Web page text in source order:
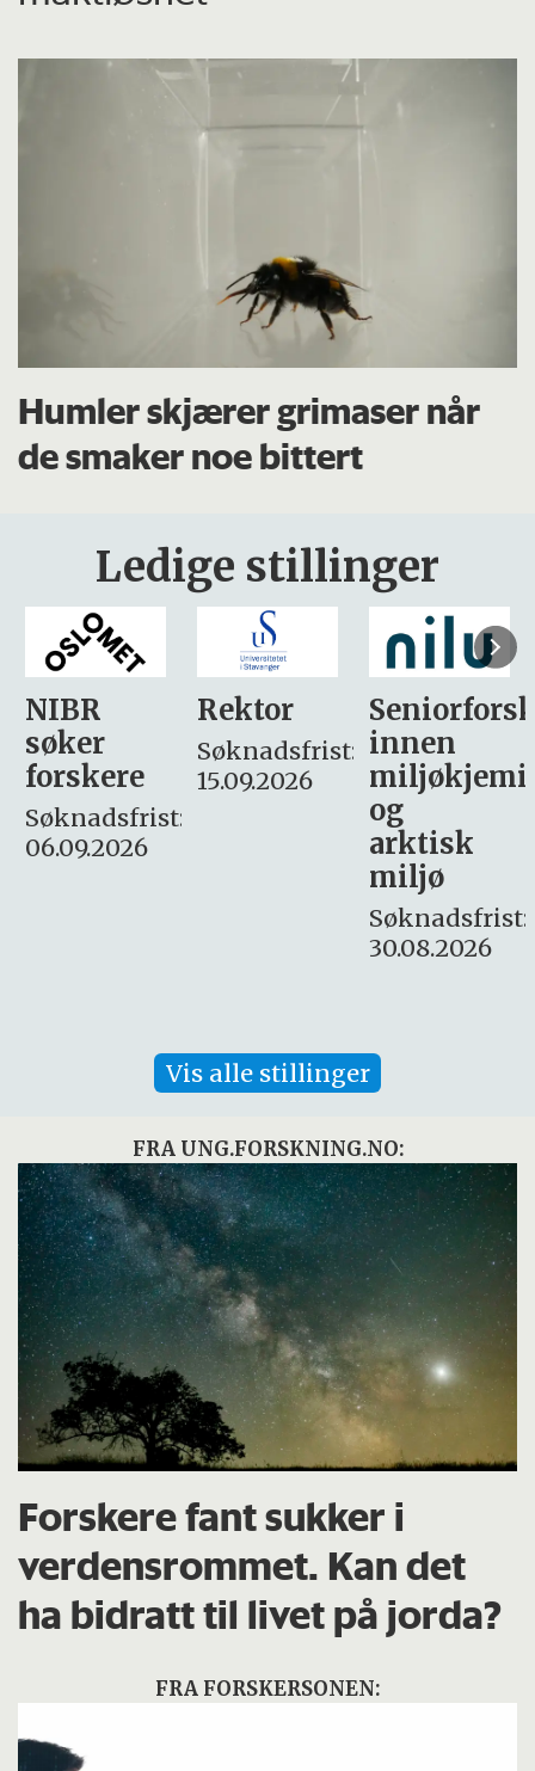
Humler skjærer grimaser når
de smaker noe bittert
Ledige stillinger
Rektor
Søknadsfrist:
15.09.2026
Seniorforsker
innen
miljøkjemi
søker
– fast
Søknadsfrist:
16. august.
Vis alle stillinger
FRA UNG.FORSKNING.NO:
Forskere fant sukker i
verdensrommet. Kan det
ha bidratt til livet på jorda?
FRA FORSKERSONEN: